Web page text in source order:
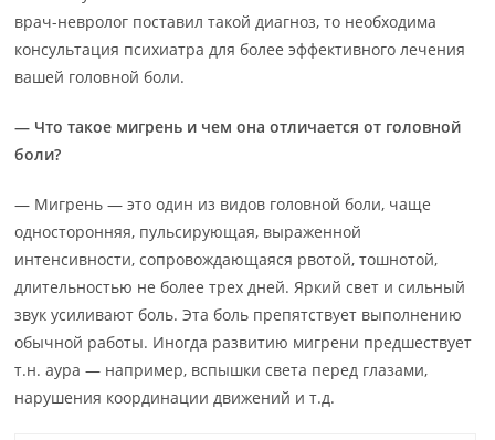
врач-невролог поставил такой диагноз, то необходима
консультация психиатра для более эффективного лечения
вашей головной боли.
— Что такое мигрень и чем она отличается от головной
боли?
— Мигрень — это один из видов головной боли, чаще
односторонняя, пульсирующая, выраженной
интенсивности, сопровождающаяся рвотой, тошнотой,
длительностью не более трех дней. Яркий свет и сильный
звук усиливают боль. Эта боль препятствует выполнению
обычной работы. Иногда развитию мигрени предшествует
т.н. аура — например, вспышки света перед глазами,
нарушения координации движений и т.д.